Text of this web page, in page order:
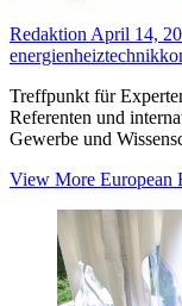
Redaktion April 14,
energienheiztechnik
Treffpunkt für
Referenten und
Gewerbe und
View More European